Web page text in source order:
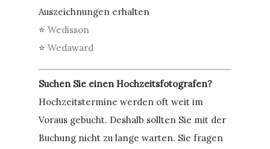
Auszeichnungen erhalten
⭐Wedisson
⭐Wedaward
Suchen Sie einen Hochzeitsfotografen?
Hochzeitstermine werden oft weit im
Voraus gebucht. Deshalb sollten Sie mit der
Buchung nicht zu lange warten. Sie fragen